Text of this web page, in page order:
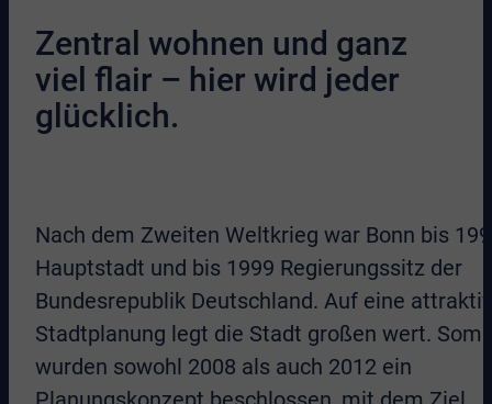
Zentral wohnen und ganz
viel flair – hier wird jeder
glücklich.
Nach dem Zweiten Weltkrieg war Bonn bis
Hauptstadt und bis 1999 Regierungssitz der
Bundesrepublik Deutschland. Auf eine
Stadtplanung legt die Stadt großen wert.
wurden sowohl 2008 als auch 2012 ein